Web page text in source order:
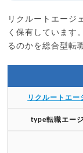
リクルートエージ
く保有しています
るのかを総合型転
リクルートエー
type転職エー